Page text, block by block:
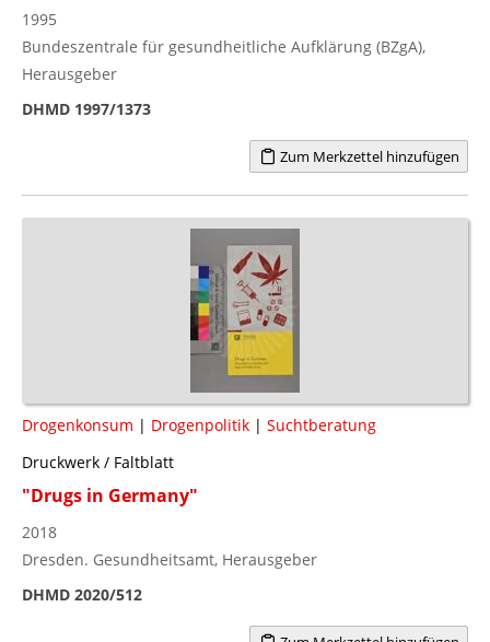
1995
Bundeszentrale für gesundheitliche Aufklärung (BZgA),
Herausgeber
DHMD 1997/1373
Zum Merkzettel hinzufügen
Drogenkonsum | Drogenpolitik | Suchtberatung
Druckwerk / Faltblatt
"Drugs in Germany"
2018
Dresden. Gesundheitsamt, Herausgeber
DHMD 2020/512